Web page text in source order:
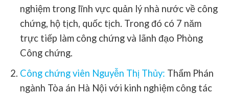
nghiệm trong lĩnh vực quản lý nhà nước về công
chứng, hộ tịch, quốc tịch. Trong đó có 7 năm
trực tiếp làm công chứng và lãnh đạo Phòng
Công chứng.
Công chứng viên Nguyễn Thị Thủy: Thẩm Phán
ngành Tòa án Hà Nội với kinh nghiệm công tác